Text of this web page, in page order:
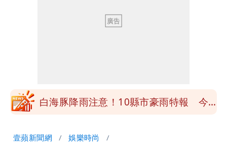
晚至明下午受影響
颱風假來了！連江縣明停班課 竹縣山區
Cheap：愛台灣只是發財的口號
白海豚降雨注意！10縣市豪雨特報 今
壹蘋新聞網 娛樂時尚